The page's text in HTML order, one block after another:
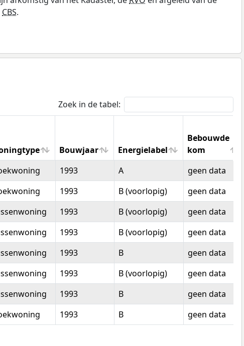
CBS.
Zoek in de tabel:
Bouwjaar Energielabel
Bebouwde
kom
Bouwjaar Energielabel
Bebouwde
kom
1993 A
geen data
1993 B (voorlopig)
geen data
1993 B (voorlopig)
geen data
1993 B (voorlopig)
geen data
1993 B
geen data
1993 B (voorlopig)
geen data
1993 B
geen data
1993 B geen data